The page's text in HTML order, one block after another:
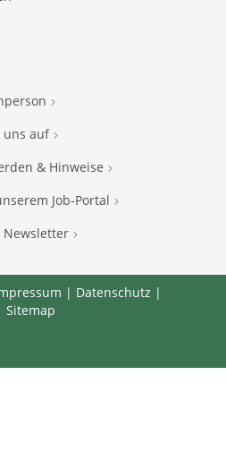
uns auf
& Hinweise
Job-Portal
Newsletter
| Datenschutz |
Sitemap